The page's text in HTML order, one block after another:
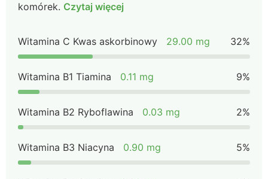
komórek. Czytaj więcej
Witamina C Kwas askorbinowy 29.00 mg 32%
Witamina B1 Tiamina 0.11 mg 9%
Witamina B2 Ryboflawina 0.03 mg 2%
Witamina B3 Niacyna 0.90 mg 5%